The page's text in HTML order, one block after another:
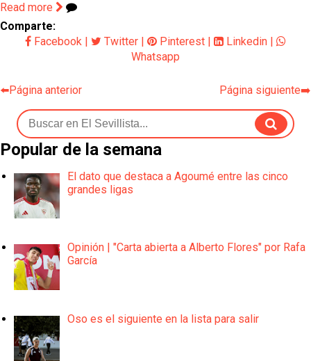
Read more
Comparte:
Facebook
Twitter Pinterest Linkedin
Whatsapp
⬅️Página anterior Página siguiente➡️
Popular de la semana
El dato que destaca a Agoumé entre las cinco
grandes ligas
Opinión | "Carta abierta a Alberto Flores" por Rafa
García
Oso es el siguiente en la lista para salir